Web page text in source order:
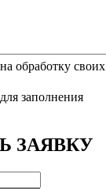
обработку своих
заполнения
ЗАЯВКУ